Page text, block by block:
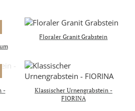
Floraler Granit Grabstein
-
Klassischer Urnengrabstein -
FIORINA